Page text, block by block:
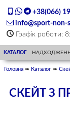
+38(066)
info@sport-non-
Графік роботи:
КАТАЛОГ
Головна ➠ Каталог ➠
СКЕЙТ З